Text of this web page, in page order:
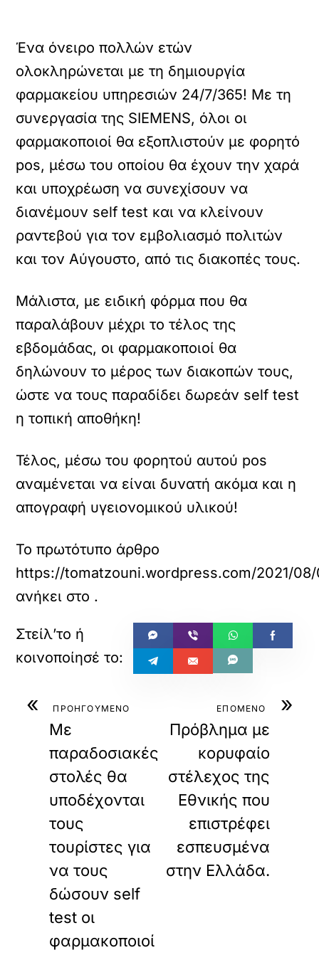
Ένα όνειρο πολλών ετών
ολοκληρώνεται με τη δημιουργία
φαρμακείου υπηρεσιών 24/7/365! Με τη
συνεργασία της SIEMENS, όλοι οι
φαρμακοποιοί θα εξοπλιστούν με φορητό
pos, μέσω του οποίου θα έχουν την χαρά
και υποχρέωση να συνεχίσουν να
διανέμουν self test και να κλείνουν
ραντεβού για τον εμβολιασμό πολιτών
και τον Αύγουστο, από τις διακοπές τους.
Μάλιστα, με ειδική φόρμα που θα
παραλάβουν μέχρι το τέλος της
εβδομάδας, οι φαρμακοποιοί θα
δηλώνουν το μέρος των διακοπών τους,
ώστε να τους παραδίδει δωρεάν self test
η τοπική αποθήκη!
Τέλος, μέσω του φορητού αυτού pos
αναμένεται να είναι δυνατή ακόμα και η
απογραφή υγειονομικού υλικού!
Το πρωτότυπο άρθρο
https://tomatzouni.wordpress.com/2021/08/
ανήκει στο .
« ΠΡΟΗΓΟΥΜΕΝΟ
Με
παραδοσιακές
στολές θα
υποδέχονται
τους
τουρίστες για
να τους
δώσουν self
test οι
φαρμακοποιοί
»
ΕΠΟΜΕΝΟ
Πρόβλημα με
κορυφαίο
στέλεχος της
Εθνικής που
επιστρέφει
εσπευσμένα
στην Ελλάδα.